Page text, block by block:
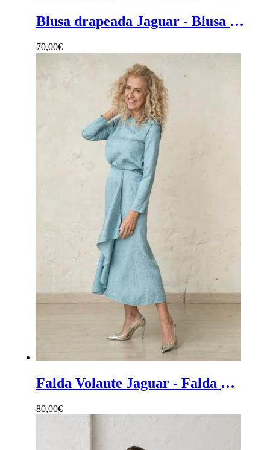
Blusa drapeada Jaguar - Blusa mujer ceremonia con estampado jaguar y escote drapeado
70,00€
Falda Volante Jaguar - Falda mujer en estampado jaguar con volante
80,00€